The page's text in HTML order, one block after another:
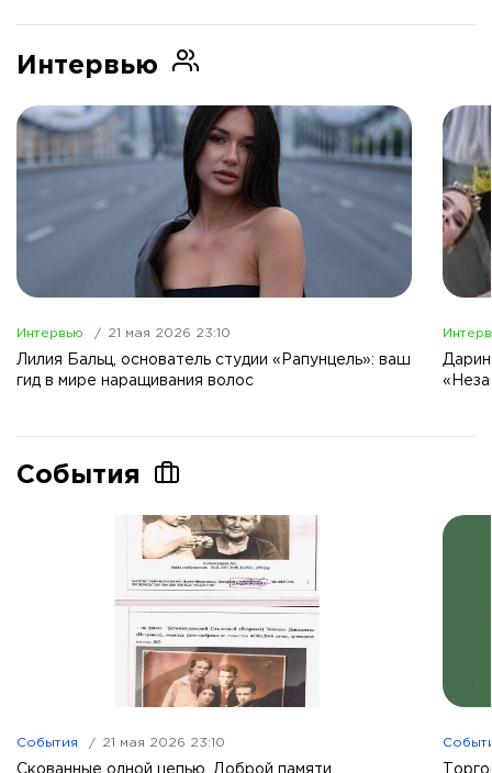
Интервью
Интервью 21 мая 2026 23:10
Лилия Бальц, основатель студии «Рапунцель»: ваш
гид в мире наращивания волос
События
События 21 мая 2026 23:10
Скованные одной цепью. Доброй памяти